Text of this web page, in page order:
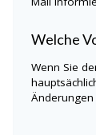
Welche
Wenn Sie